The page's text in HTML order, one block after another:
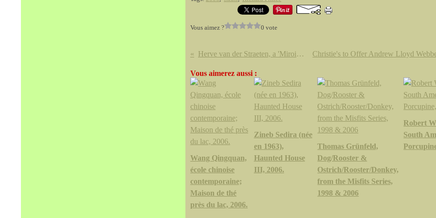
Vous aimez ? 0 vote
Herve van der Straeten, a 'Miroir Nid No. 187' mirror, circa 2005
Vous aimerez aussi :
Wang Qingquan,
école chinoise
contemporaine;
Maison de thé
près du lac, 2006.
Zineb Sedira (née
en 1963),
Haunted House
III, 2006.
Thomas Grünfeld,
Dog/Rooster &
Ostrich/Rooster/Donkey,
from the Misfits Series,
1998 & 2006
Robert
South